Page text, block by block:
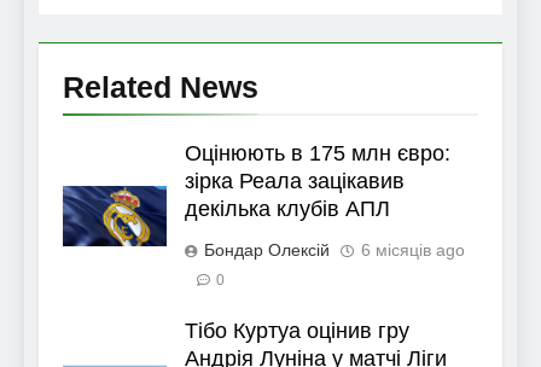
Related News
Оцінюють в 175 млн євро:
зірка Реала зацікавив
декілька клубів АПЛ
Бондар Олексій 6 місяців ago
0
Тібо Куртуа оцінив гру
Андрія Луніна у матчі Ліги